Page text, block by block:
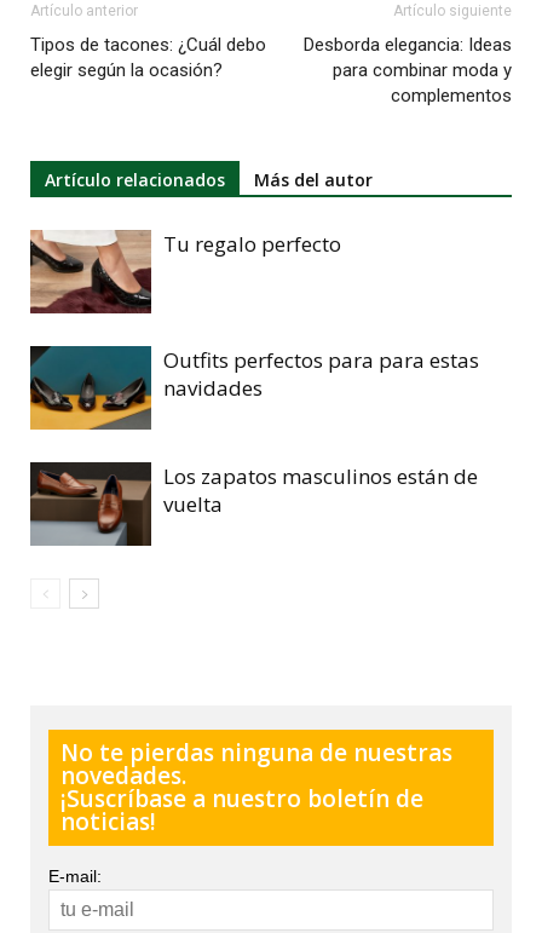
Artículo anterior
Tipos de tacones: ¿Cuál debo
elegir según la ocasión?
Artículo siguiente
Desborda elegancia: Ideas
para combinar moda y
complementos
Artículo relacionados Más del autor
Tu regalo perfecto
Outfits perfectos para para estas
navidades
Los zapatos masculinos están de
vuelta
No te pierdas ninguna de nuestras
novedades.
¡Suscríbase a nuestro boletín de
noticias!
E-mail: